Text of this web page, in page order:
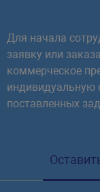
Для начала
заявку или
коммерческое
индивидуальную
поставленных